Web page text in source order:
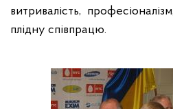
витривалість,
плідну співпрацю.